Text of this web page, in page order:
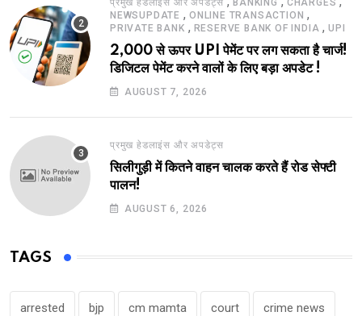
NEWSUPDATE , ONLINE TRANSACTION ,
PRIVATE BANK , RESERVE BANK OF INDIA ,UPI
2,000 से ऊपर UPI पेमेंट पर लग सकता है चार्ज!
डिजिटल पेमेंट करने वालों के लिए बड़ा अपडेट !
AUGUST 7, 2026
प्रमुख हेडलाइंस और अपडेट्स
सिलीगुड़ी में कितने वाहन चालक करते हैं रोड सेफ्टी
पालन!
AUGUST 6, 2026
TAGS
arrested bjp cm mamta court crime news